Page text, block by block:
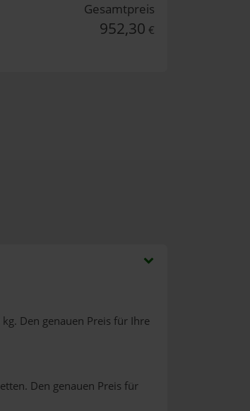
Gesamtpreis
952,30 €
Den genauen Preis für Ihre
Den genauen Preis für